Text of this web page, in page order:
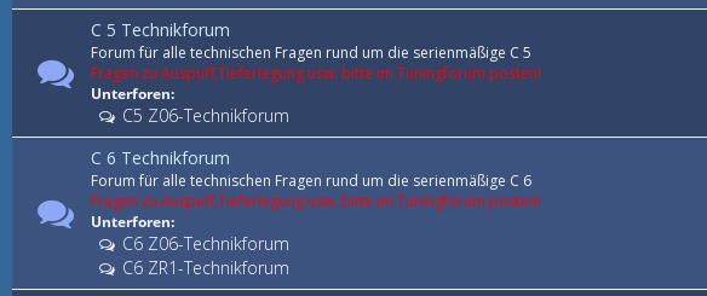
C 5 Technikforum
Forum für alle technischen Fragen rund um die serienmäßige C 5
Fragen zu Auspuff,Tieferlegung usw. bitte im Tuningforum posten!
Unterforen:
C5 Z06-Technikforum
C 6 Technikforum
Forum für alle technischen Fragen rund um die serienmäßige C 6
Fragen zu Auspuff,Tieferlegung usw. bitte im Tuningforum posten!
Unterforen:
C6 Z06-Technikforum
C6 ZR1-Technikforum